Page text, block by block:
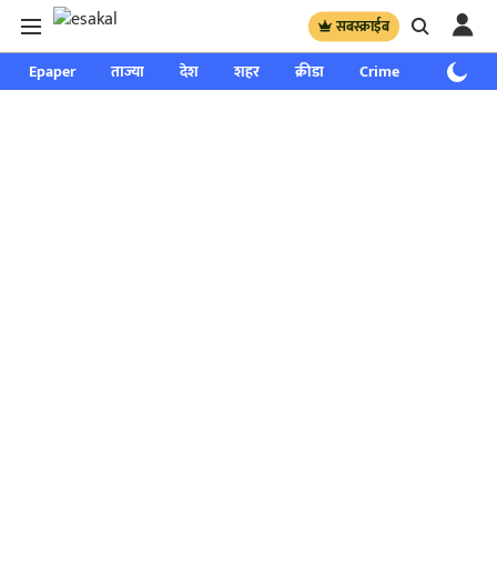
सबस्क्राईब
Epaper ताज्या देश शहर क्रीडा Crime साप्ताहिक